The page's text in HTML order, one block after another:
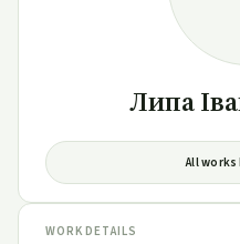
Липа
All
WORK DETAILS